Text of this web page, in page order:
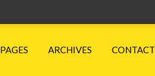
PAGES ARCHIVES CONTACT